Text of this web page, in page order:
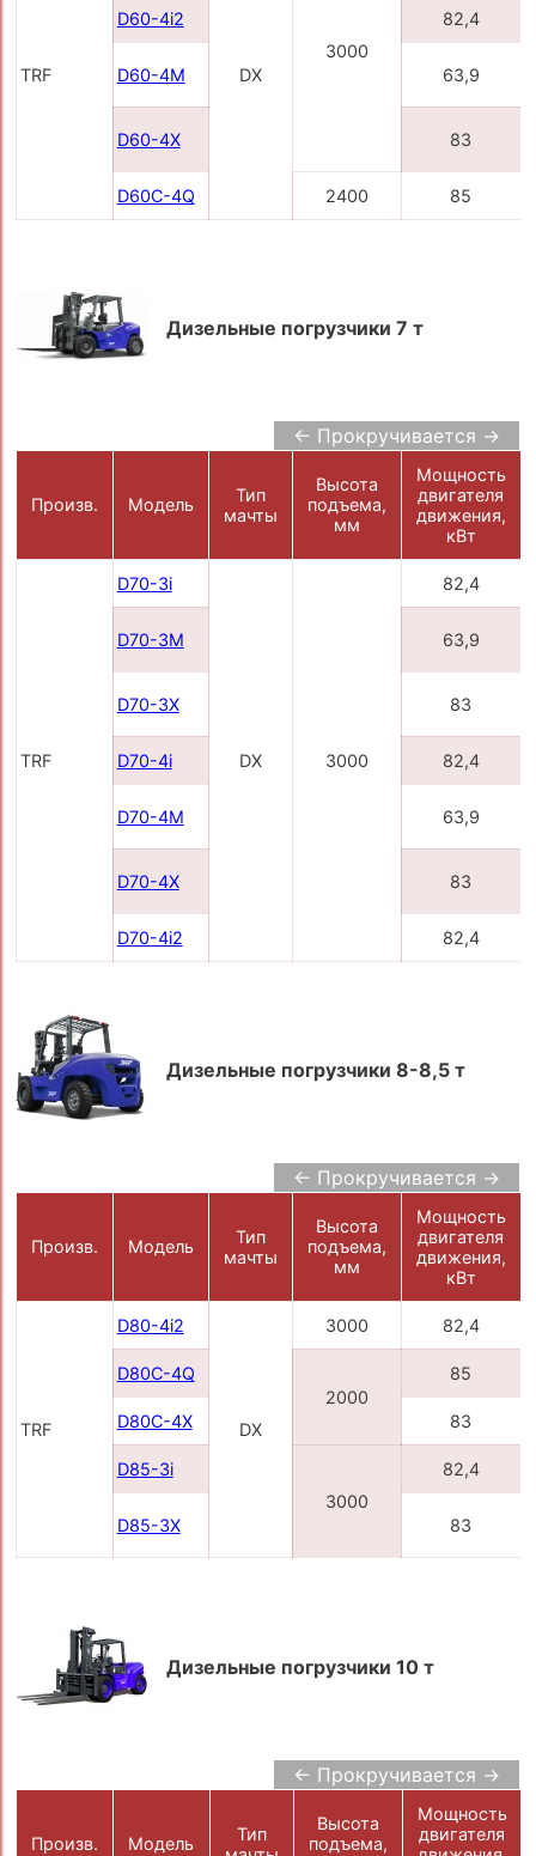
TRF DX
3000
D60-4i2 82,4
D60-4M 63,9
D60-4X 83
D60С-4Q 2400 85
Дизельные погрузчики 7 т
← Прокручивается →
Произв. Модель
Тип
мачты
Высота
подъема,
мм
Мощность
двигателя
движения,
кВт
TRF
D70-3i
DX 3000
82,4
D70-3M 63,9
D70-3X 83
D70-4i 82,4
D70-4M 63,9
D70-4X 83
D70-4i2 82,4
Дизельные погрузчики 8-8,5 т
← Прокручивается →
Произв. Модель
Тип
мачты
Высота
подъема,
мм
Мощность
двигателя
движения,
кВт
TRF
D80-4i2
DX
3000 82,4
D80С-4Q
2000
85
D80С-4X 83
D85-3i
3000
82,4
D85-3X 83
Дизельные погрузчики 10 т
← Прокручивается →
Произв. Модель
Тип
Высота
подъема,
Мощность
двигателя